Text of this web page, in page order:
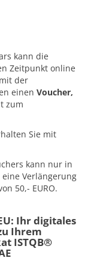
kann die
Zeitpunkt online
der
einen Voucher,
zum
Sie mit
kann nur in
Verlängerung
50,- EURO.
Ihr digitales
Ihrem
ISTQB®